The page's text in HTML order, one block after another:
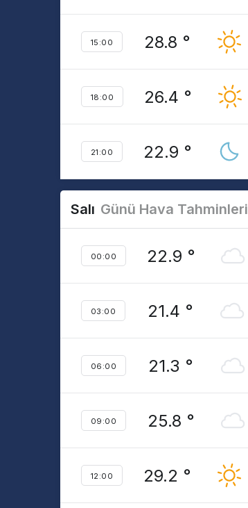
15:00 28.8 °
18:00 26.4 °
21:00 22.9 °
Salı Günü Hava Tahminleri
00:00 22.9 °
03:00 21.4 °
06:00 21.3 °
09:00 25.8 °
12:00 29.2 °